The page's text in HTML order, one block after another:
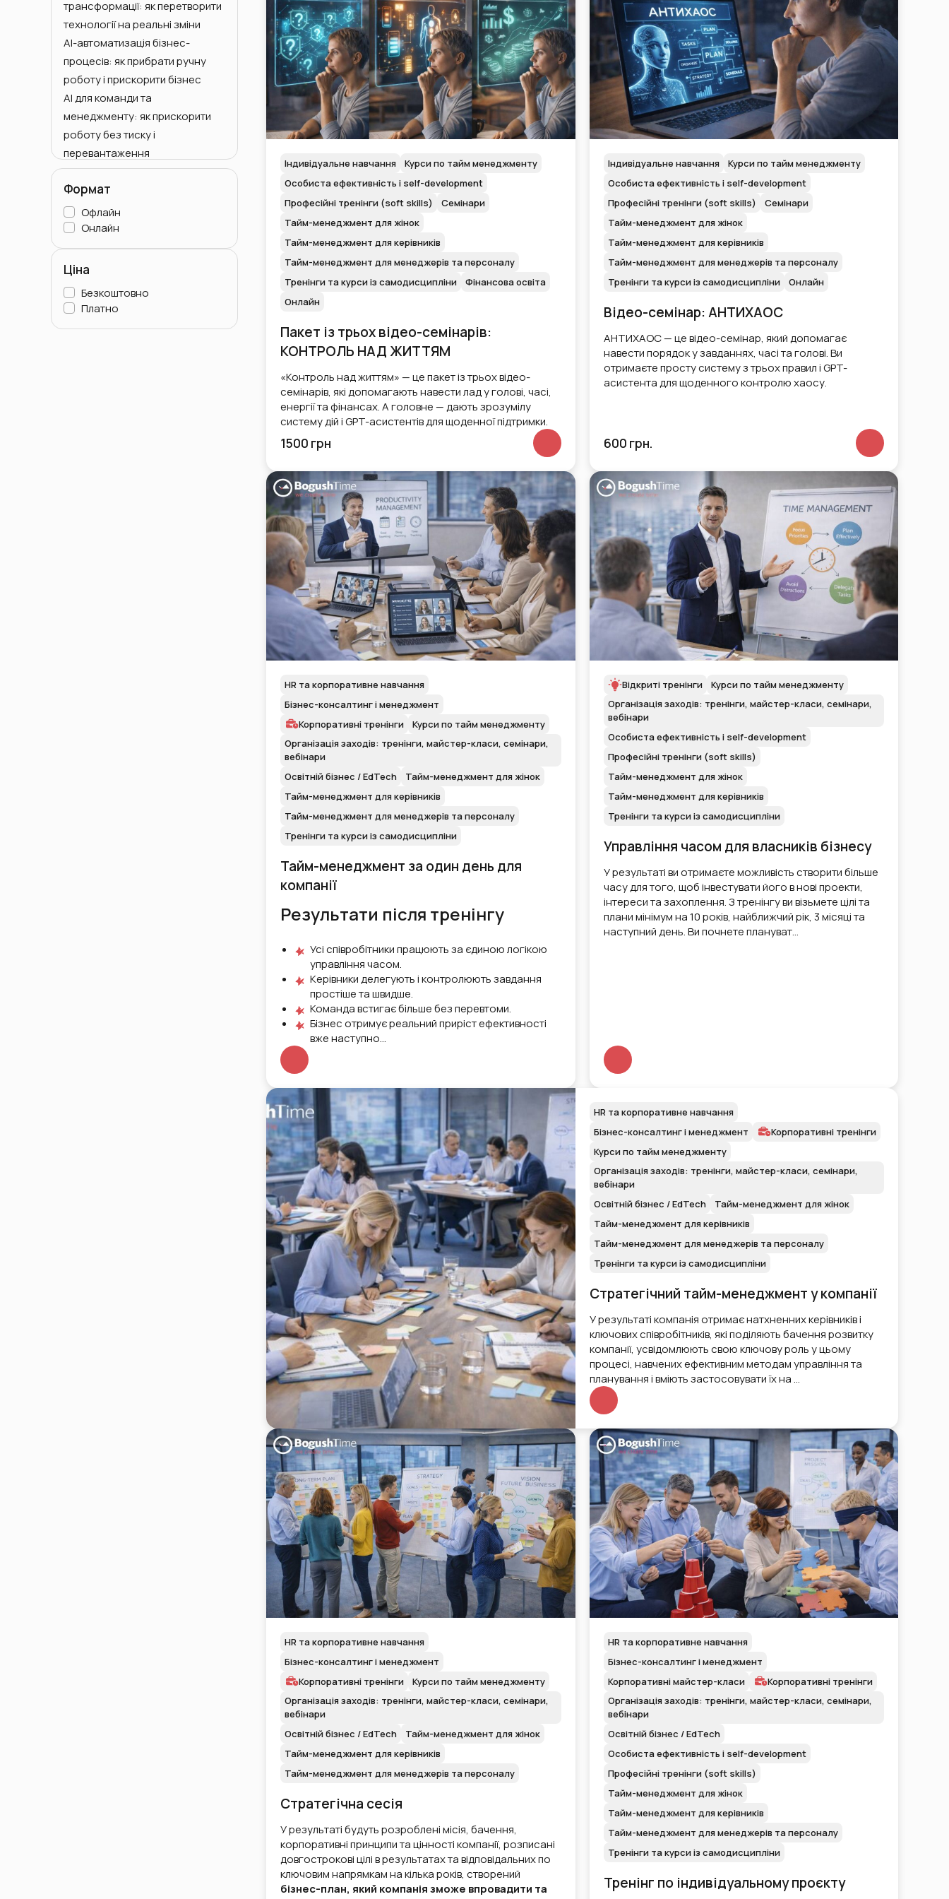
Семінари
трансформації: як перетворити
технології на реальні зміни
AI-автоматизація бізнес-
процесів: як прибрати ручну
роботу і прискорити бізнес
AI для команди та
менеджменту: як прискорити
роботу без тиску і
перевантаження
AI для керівника та власника
бізнесу: як «ші для бізнесу»
допомагає управляти
результатом
Для керівників
Особисті асистенти та
Для усіх
Для власників
Формат
Офлайн
Онлайн
Ціна
Безкоштовно
Платно
Індивідуальне навчання
Курси по тайм менеджменту
Особиста ефективність і self-development
Професійні тренінги (soft skills)
Семінари
Тайм-менеджмент для жінок
Тайм-менеджмент для керівників
Тайм-менеджмент для менеджерів та персоналу
Тренінги та курси із самодисципліни
Фінансова освіта
Онлайн
Пакет із трьох відео-семінарів:
КОНТРОЛЬ НАД ЖИТТЯМ
«Контроль над життям» — це пакет із трьох відео-
семінарів, які допомагають навести лад у голові, часі,
енергії та фінансах. А головне — дають зрозумілу
систему дій і GPT-асистентів для щоденної підтримки.
1500 грн
Індивідуальне навчання
Курси по тайм менеджменту
Особиста ефективність і self-development
Професійні тренінги (soft skills)
Семінари
Тайм-менеджмент для жінок
Тайм-менеджмент для керівників
Тайм-менеджмент для менеджерів та персоналу
Тренінги та курси із самодисципліни
Онлайн
Відео-семінар: АНТИХАОС
АНТИХАОС — це відео-семінар, який допомагає
навести порядок у завданнях, часі та голові. Ви
отримаєте просту систему з трьох правил і GPT-
асистента для щоденного контролю хаосу.
600 грн.
HR та корпоративне навчання
Бізнес-консалтинг і менеджмент
Корпоративні тренінги
Курси по тайм менеджменту
Організація заходів: тренінги, майстер-класи, семінари,
вебінари
Освітній бізнес / EdTech
Тайм-менеджмент для жінок
Тайм-менеджмент для керівників
Тайм-менеджмент для менеджерів та персоналу
Тренінги та курси із самодисципліни
Тайм-менеджмент за один день для
компанії
Результати після тренінгу
Усі співробітники працюють за єдиною логікою
управління часом.
Керівники делегують і контролюють завдання
простіше та швидше.
Команда встигає більше без перевтоми.
Бізнес отримує реальний приріст ефективності
вже наступно…
Відкриті тренінги
Курси по тайм менеджменту
Організація заходів: тренінги, майстер-класи, семінари,
вебінари
Особиста ефективність і self-development
Професійні тренінги (soft skills)
Тайм-менеджмент для жінок
Тайм-менеджмент для керівників
Тренінги та курси із самодисципліни
Управління часом для власників бізнесу
У результаті ви отримаєте можливість створити більше
часу для того, щоб інвестувати його в нові проекти,
інтереси та захоплення. З тренінгу ви візьмете цілі та
плани мінімум на 10 років, найближчий рік, 3 місяці та
наступний день. Ви почнете плануват…
HR та корпоративне навчання
Бізнес-консалтинг і менеджмент
Корпоративні тренінги
Курси по тайм менеджменту
Організація заходів: тренінги, майстер-класи, семінари,
вебінари
Освітній бізнес / EdTech
Тайм-менеджмент для жінок
Тайм-менеджмент для керівників
Тайм-менеджмент для менеджерів та персоналу
Тренінги та курси із самодисципліни
Стратегічний тайм-менеджмент у компанії
У результаті компанія отримає натхненних керівників і
ключових співробітників, які поділяють бачення розвитку
компанії, усвідомлюють свою ключову роль у цьому
процесі, навчених ефективним методам управління та
планування і вміють застосовувати їх на …
HR та корпоративне навчання
Бізнес-консалтинг і менеджмент
Корпоративні тренінги
Курси по тайм менеджменту
Організація заходів: тренінги, майстер-класи, семінари,
вебінари
Освітній бізнес / EdTech
Тайм-менеджмент для жінок
Тайм-менеджмент для керівників
Тайм-менеджмент для менеджерів та персоналу
Стратегічна сесія
У результаті будуть розроблені місія, бачення,
корпоративні принципи та цінності компанії, розписані
довгострокові цілі в результатах та відповідальних по
ключовим напрямкам на кілька років, створений
бізнес-план, який компанія зможе впровадити та
HR та корпоративне навчання
Бізнес-консалтинг і менеджмент
Корпоративні майстер-класи
Корпоративні тренінги
Організація заходів: тренінги, майстер-класи, семінари,
вебінари
Освітній бізнес / EdTech
Особиста ефективність і self-development
Професійні тренінги (soft skills)
Тайм-менеджмент для жінок
Тайм-менеджмент для керівників
Тайм-менеджмент для менеджерів та персоналу
Тренінги та курси із самодисципліни
Тренінг по індивідуальному проєкту